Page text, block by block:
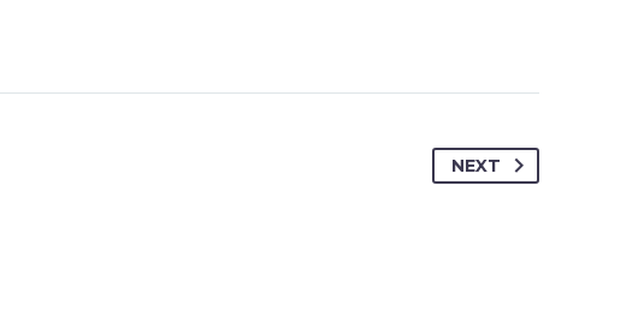
NEXT